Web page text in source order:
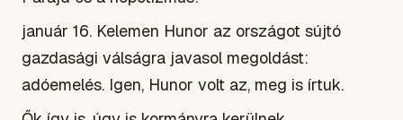
január 16. Kelemen Hunor az országot sújtó
gazdasági válságra javasol megoldást:
adóemelés. Igen, Hunor volt az, meg is írtuk.